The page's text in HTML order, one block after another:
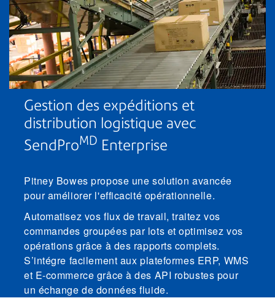
Gestion des expéditions et
distribution logistique avec
SendProMD Enterprise
Pitney Bowes propose une solution avancée
pour améliorer l'efficacité opérationnelle.
Automatisez vos flux de travail, traitez vos
commandes groupées par lots et optimisez vos
opérations grâce à des rapports complets.
S’intégre facilement aux plateformes ERP, WMS
et E-commerce grâce à des API robustes pour
un échange de données fluide.